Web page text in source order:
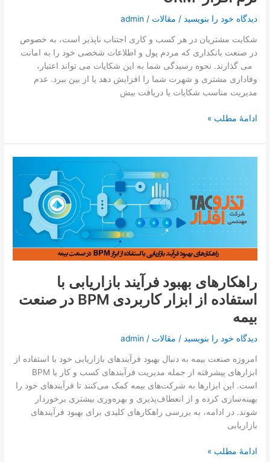
دیدگاه‌ خود را بنویسید / مقالات /
admin
شکایت مشتریان در هر کسب و کاری اجتناب ناپذیر است، به خصوص
در صنعت بانکداری که مردم پول و اطلاعات شخصی خود را به امانت
می گذارند. نحوه رسیدگی شما به این شکایات می تواند اعتبار،
وفاداری مشتری و شهرت شما را افزایش دهد یا از بین ببرد. عدم
مدیریت مناسب شکایات یا دریافت بیش
ادامۀ مطلب »
راهکارهای بهبود فرآیند بازاریابی با
استفاده از ابزار کاربردی BPM در صنعت
بیمه
دیدگاه‌ خود را بنویسید / مقالات /
admin
امروزه صنعت بیمه به دنبال بهبود فرآیندهای بازاریابی خود با استفاده از
ابزارهای پیشرفته از جمله مدیریت فرآیندهای کسب و کار یا BPM
است. این ابزارها به شرکت‌های بیمه کمک می‌کنند تا فرآیندهای خود را
بهینه‌سازی کرده و از انعطاف‌پذیری و بهره‌وری بیشتری برخوردار
شوند. در ادامه، به بررسی راهکارهای کلیدی برای بهبود فرآیندهای
بازاریابی
بازاریابی
BPM
در
بیمه
ادامۀ مطلب »